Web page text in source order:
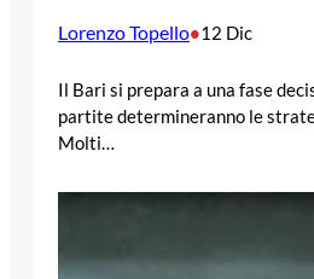
Lorenzo Topello•12 Dic
Il Bari si prepara a una fase
partite determineranno le
Molti…